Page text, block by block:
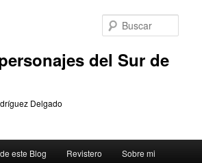
del Sur de
Delgado
este Blog Revistero Sobre mi